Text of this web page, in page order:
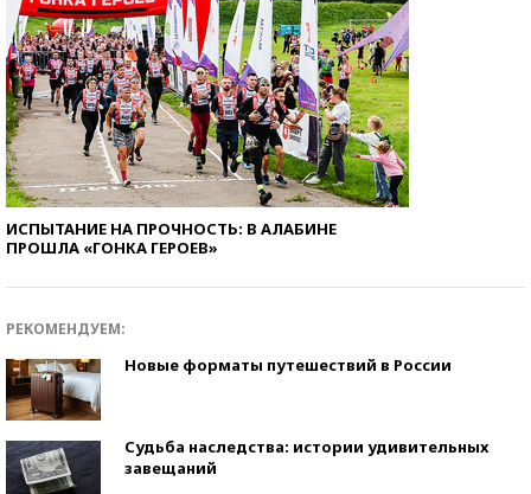
ИСПЫТАНИЕ НА ПРОЧНОСТЬ: В АЛАБИНЕ
ПРОШЛА «ГОНКА ГЕРОЕВ»
РЕКОМЕНДУЕМ:
Новые форматы путешествий в России
Судьба наследства: истории удивительных
завещаний